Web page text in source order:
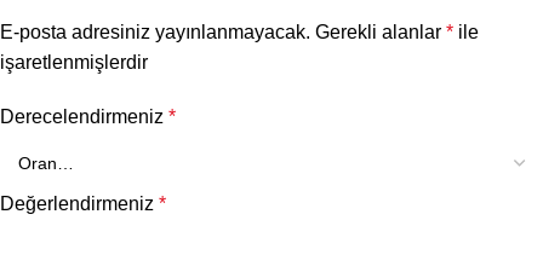
E-posta adresiniz yayınlanmayacak. Gerekli alanlar * ile
işaretlenmişlerdir
Derecelendirmeniz *
Değerlendirmeniz *